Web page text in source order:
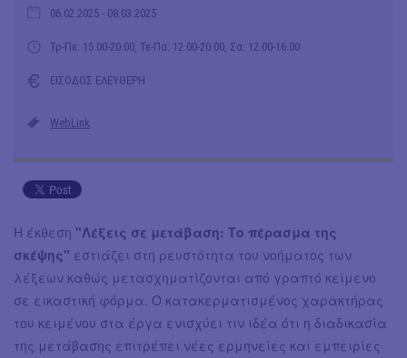
06.02.2025 - 08.03.2025
Τρ-Πε: 15.00-20.00, Τε-Πα: 12.00-20.00, Σα: 12.00-16.00
ΕΙΣΟΔΟΣ ΕΛΕΥΘΕΡΗ
WebLink
Η έκθεση "Λέξεις σε μετάβαση: Το πέρασμα της
σκέψης" εστιάζει στη ρευστότητα του νοήματος των
λέξεων καθώς μετασχηματίζονται από γραπτό κείμενο
σε εικαστική φόρμα. Ο κατακερματισμένος χαρακτήρας
του κειμένου στα έργα ενισχύει τιν ιδέα ότι η διαδικασία
της μετάβασης επιτρέπει νέες ερμηνείες και εμπειρίες